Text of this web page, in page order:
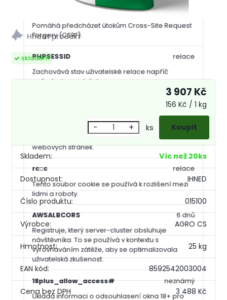
Pomáhá předcházet útokům Cross-Site Request
Forgery (CSRF).
1 rok
PHPSESSID
Zachovává stav uživatelské relace napříč
požadavky na stránky.
relace
Tento soubor cookie se používá k rozlišení mezi
lidmi a roboty. To je výhodné pro web, aby
vytvářet platné zprávy o používání jejich
webových stránek.
persistentní
rc::c
Tento soubor cookie se používá k rozlišení mezi
lidmi a roboty.
relace
AWSALBCORS
Registruje, který server-cluster obsluhuje
návštěvníka. To se používá v kontextu s
vyrovnáváním zátěže, aby se optimalizovala
uživatelská zkušenost.
6 dnů
18plus_allow_access#
Ukládá informaci o odsouhlasení okna 18+ pro
neznámý
skladem
Skladem: Víc než 20ks
Dostupnost: IHNED
Číslo produktu: 015100
Výrobce: AGRO CS
Hmotnost: 25 kg
EAN kód: 8592542003004
3 488 Kč
3 907 Kč
156 Kč / 1 kg
- + ks